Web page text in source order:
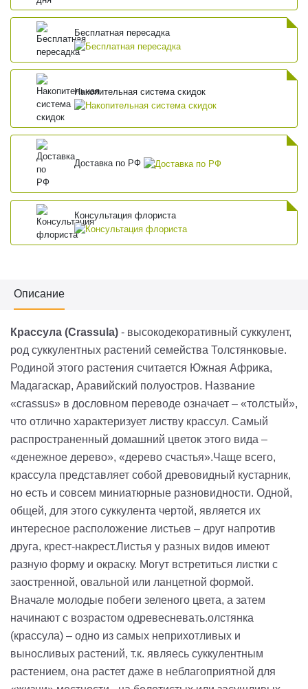
Бесплатная пересадка
Накопительная система скидок
Доставка по РФ
Консультация флориста
Описание
Крассула (Crassula) - высокодекоративный суккулент,
род суккулентных растений семейства Толстянковые.
Родиной этого растения считается Южная Африка,
Мадагаскар, Аравийский полуостров. Название
«crassus» в дословном переводе означает – «толстый»,
что отлично характеризует листву крассул. Самый
распространенный домашний цветок этого вида –
«денежное дерево», «дерево счастья».Чаще всего,
крассула представляет собой древовидный кустарник,
но есть и совсем миниатюрные разновидности. Одной,
общей, для этого суккулента чертой, является их
интересное расположение листьев – друг напротив
друга, крест-накрест.Листья у разных видов имеют
разную форму и окраску. Могут встретиться листки с
заостренной, овальной или ланцетной формой.
Вначале молодые побеги зеленого цвета, а затем
начинают с возрастом одревесневать.олстянка
(крассула) – одно из самых неприхотливых и
выносливых растений, т.к. являесь суккулентным
растением, она растет даже в неблагоприятной для